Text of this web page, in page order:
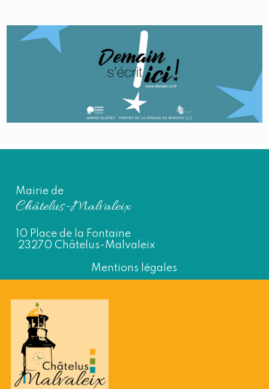
Mairie de
Châtelus-Malvaleix
10 Place de la Fontaine
23270 Châtelus-Malvaleix
Mentions légales